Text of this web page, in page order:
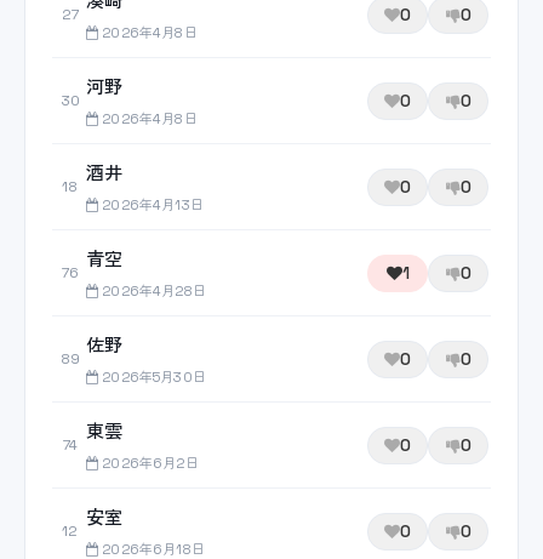
27
2026年4月8日
0 0
30
河野
2026年4月8日
0 0
18
酒井
2026年4月13日
0 0
76
青空
2026年4月28日
1 0
89
佐野
2026年5月30日
0 0
74
東雲
2026年6月2日
0 0
12
安室
2026年6月18日
0 0